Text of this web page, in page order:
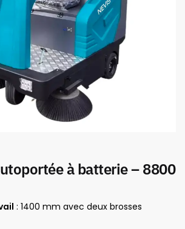
à batterie – 8800
: 1400 mm avec deux brosses